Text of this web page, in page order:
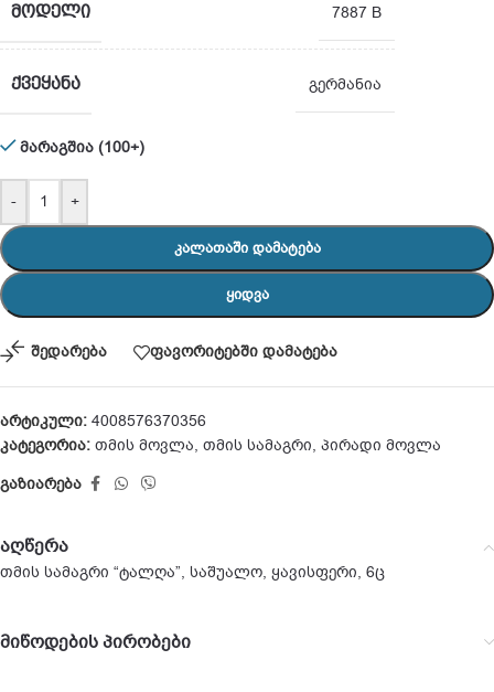
ᲛᲝᲓᲔᲚᲘ 7887 B
ᲥᲕᲔᲧᲐᲜᲐ გერმანია
მარაგშია (100+)
- +
ᲙᲐᲚᲐᲗᲐᲨᲘ ᲓᲐᲛᲐᲢᲔᲑᲐ
ᲧᲘᲓᲕᲐ
შედარება ფავორიტებში დამატება
არტიკული: 4008576370356
კატეგორია: თმის მოვლა, თმის სამაგრი, პირადი მოვლა
გაზიარება
აღწერა
თმის სამაგრი “ტალღა”, საშუალო, ყავისფერი, 6ც
მიწოდების პირობები